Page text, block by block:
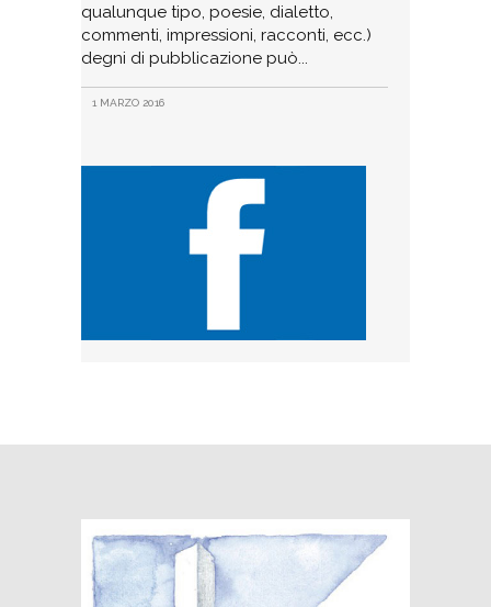
qualunque tipo, poesie, dialetto,
commenti, impressioni, racconti, ecc.)
degni di pubblicazione può
1 MARZO 2016